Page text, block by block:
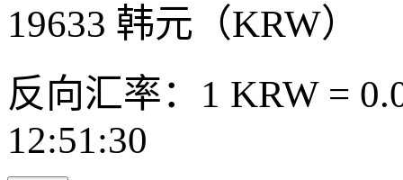
19633 韩元（KRW）
反向汇率：1 KRW =
12:51:30